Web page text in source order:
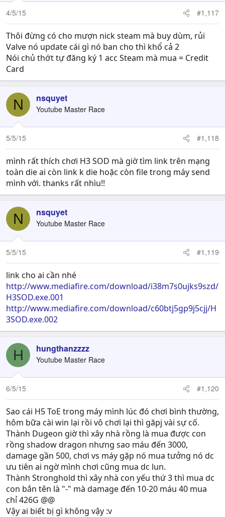
4/5/15 #1,117
Thôi đừng có cho mượn nick steam mà buy dùm, rủi
Valve nó update cái gì nó ban cho thì khổ cả 2
Nói chủ thớt tự đăng ký 1 acc Steam mà mua = Credit
Card
N nsquyet
Youtube Master Race
5/5/15 #1,118
mình rất thích chơi H3 SOD mà giờ tìm link trên mạng
toàn die ai còn link k die hoặc còn file trong máy send
mình với. thanks rất nhìu!!
N nsquyet
Youtube Master Race
5/5/15 #1,119
link cho ai cần nhé
http://www.mediafire.com/download/i38m7s0ujks9szd/
H3SOD.exe.001
http://www.mediafire.com/download/c60btj5gp9j5cjj/H
3SOD.exe.002
H hungthanzzzz
Youtube Master Race
6/5/15 #1,120
Sao cái H5 ToE trong máy mình lúc đó chơi bình thường,
hôm bữa cài win lại rồi vô chơi lại thì găpj vài sự cố.
Thành Dugeon giờ thì xây nhà rồng là mua được con
rồng shadow dragon nhưng sao máu đến 3000,
damage gần 500, chơi vs máy gặp nó mua tưởng nó dc
ưu tiên ai ngờ mình chơi cũng mua dc lun.
Thành Stronghold thì xây nhà con yếu thứ 3 thì mua dc
con bắn tên là "-" mà damage đến 10-20 máu 40 mua
chỉ 426G @@
Vậy ai biết bị gì không vậy :v